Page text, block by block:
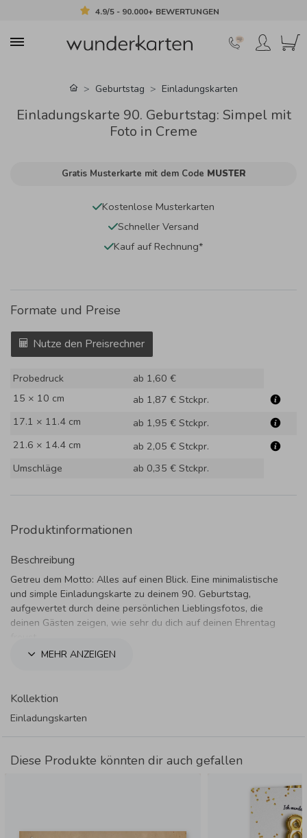
4.9/5 - 90.000+ BEWERTUNGEN
Geburtstag Einladungskarten
Einladungskarte 90. Geburtstag: Simpel mit
Foto in Creme
Gratis Musterkarte mit dem Code MUSTER
Kostenlose Musterkarten
Schneller Versand
Kauf auf Rechnung*
Formate und Preise
Nutze den Preisrechner
Probedruck
ab 1,60 €
15 × 10 cm
ab 1,87 € Stckpr.
17.1 × 11.4 cm
ab 1,95 € Stckpr.
21.6 × 14.4 cm
ab 2,05 € Stckpr.
Umschläge
ab 0,35 € Stckpr.
Produktinformationen
Beschreibung
Getreu dem Motto: Alles auf einen Blick. Eine minimalistische
und simple Einladungskarte zu deinem 90. Geburtstag,
aufgewertet durch deine persönlichen Lieblingsfotos, die
deinen Gästen zeigen, wie sehr du dich auf deinen Ehrentag
MEHR ANZEIGEN
Kollektion
Einladungskarten
Diese Produkte könnten dir auch gefallen